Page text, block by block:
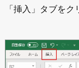
「挿入」タブをク